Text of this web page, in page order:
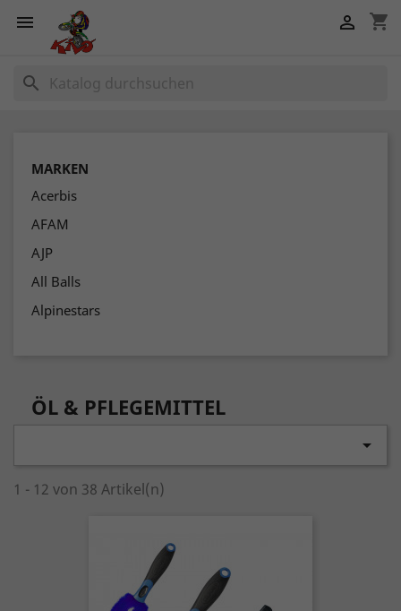
 shopping_cart

search
MARKEN
Acerbis
AFAM
AJP
All Balls
Alpinestars
ÖL & PFLEGEMITTEL

1 - 12 von 38 Artikel(n)